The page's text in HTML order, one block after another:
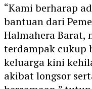
“Kami berharap
bantuan dari
Halmahera Barat,
terdampak cukup
keluarga kini
akibat longsor